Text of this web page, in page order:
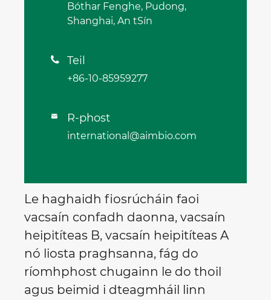
Bóthar Fenghe, Pudong,
Shanghai, An tSín
 Teil
+86-10-85959277
 R-phost
international@aimbio.com
Le haghaidh fiosrúcháin faoi
vacsaín confadh daonna, vacsaín
heipitíteas B, vacsaín heipitíteas A
nó liosta praghsanna, fág do
ríomhphost chugainn le do thoil
agus beimid i dteagmháil linn